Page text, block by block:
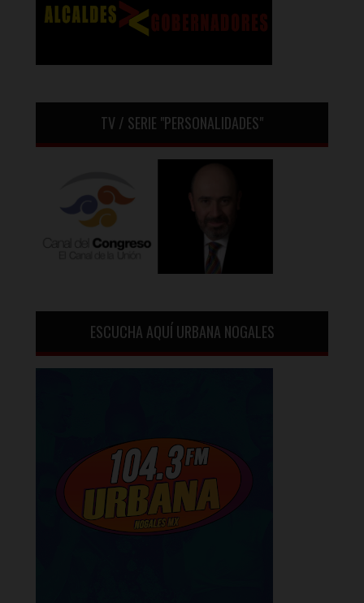
TV / SERIE "PERSONALIDADES"
ESCUCHA AQUÍ URBANA NOGALES